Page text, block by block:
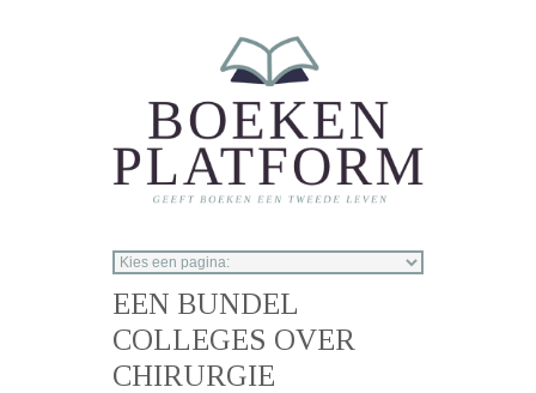
EEN BUNDEL
COLLEGES OVER
CHIRURGIE